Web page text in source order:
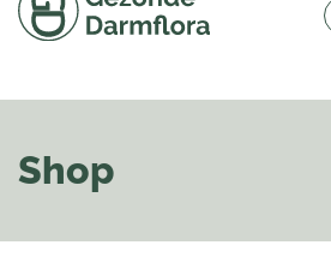
Shop